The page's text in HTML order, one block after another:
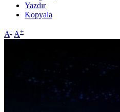
Yazdır
Kopyala
A- A+